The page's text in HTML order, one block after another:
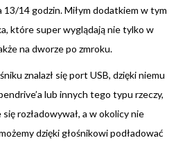
13/14 godzin. Miłym dodatkiem w tym
które super wyglądają nie tylko w
na dworze po zmroku.
znalazł się port USB, dzięki niemu
lub innych tego typu rzeczy,
rozładowywał, a w okolicy nie
dzięki głośnikowi podładować